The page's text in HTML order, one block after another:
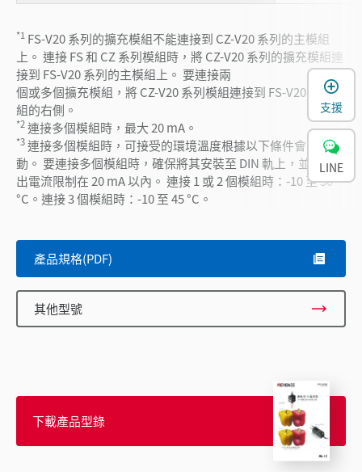
*1 FS-V20 系列的擴充模組不能連接到 CZ-V20 系列的主模組
上。 連接 FS 和 CZ 系列模組時，將 CZ-V20 系列的擴充模組連
接到 FS-V20 系列的主模組上。 要連接兩
個或多個擴充模組，將 CZ-V20 系列模組連接到 FS-V20 系列模
組的右側。
*2連接多個模組時，最大 20 mA。
*3連接多個模組時，可接受的環境溫度根據以下條件會有所變
動。 要連接多個模組時，確保將其安裝至 DIN 軌上，並將輸
出電流限制在 20 mA 以內。 連接 1 或 2 個模組時：-10 至 50
°C。連接 3 個模組時：-10 至 45 °C。
產品規格(PDF)
其他型號
下載產品型錄
支援
LINE